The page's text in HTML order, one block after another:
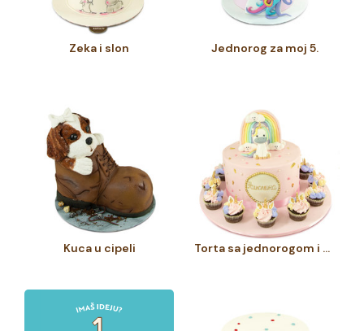
Zeka i slon Jednorog za moj 5.
Kuca u cipeli Torta sa jednorogom i kapkejkovima